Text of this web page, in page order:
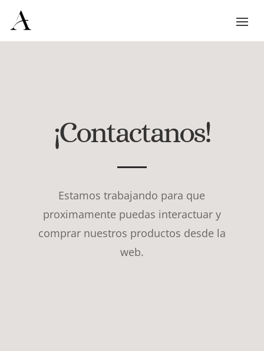
¡Contactanos!
Estamos trabajando para que
proximamente puedas interactuar y
comprar nuestros productos desde la
web.